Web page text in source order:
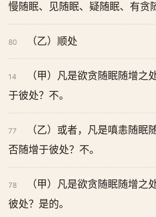
慢随眠、见随眠、疑随眠、有贪
80 （乙）顺处
14
（甲）凡是欲贪随眠随增之
于彼处？不。
77
（乙）或者，凡是嗔恚随眠
否随增于彼处？不。
78
（甲）凡是欲贪随眠随增之
彼处？是的。